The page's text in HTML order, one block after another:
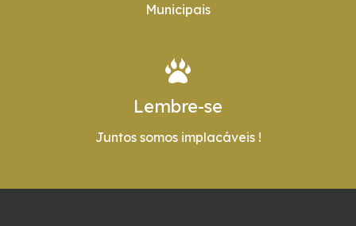
Municipais
Lembre-se
Juntos somos implacáveis !